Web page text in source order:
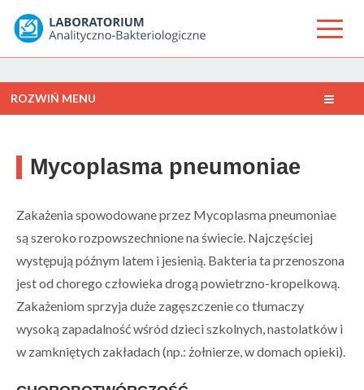
ROZWIŃ MENU
Mycoplasma pneumoniae
Zakażenia spowodowane przez Mycoplasma pneumoniae
są szeroko rozpowszechnione na świecie. Najczęściej
występują późnym latem i jesienią. Bakteria ta przenoszona
jest od chorego człowieka drogą powietrzno-kropelkową.
Zakażeniom sprzyja duże zagęszczenie co tłumaczy
wysoką zapadalność wśród dzieci szkolnych, nastolatków i
w zamkniętych zakładach (np.: żołnierze, w domach opieki).